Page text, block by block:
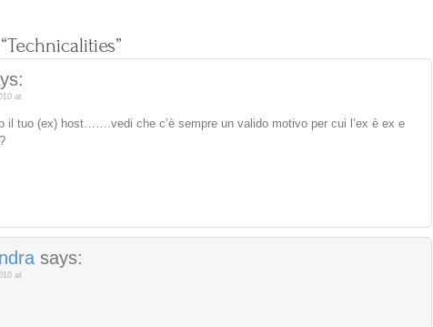
at
il tuo (ex) host…….vedi che c’è sempre un valido motivo per cui l’ex è ex e
says:
at